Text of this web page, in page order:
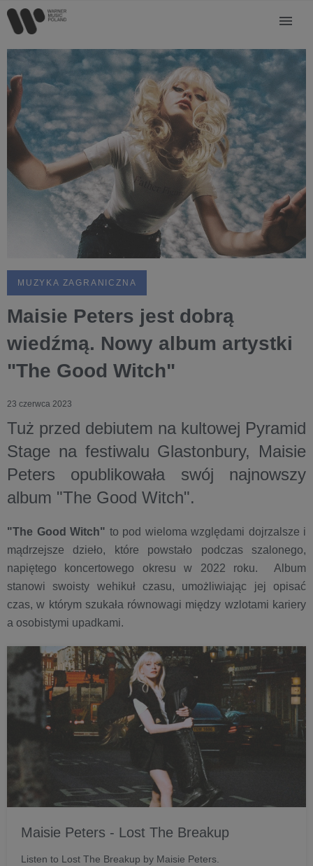
MUZYKA ZAGRANICZNA
Maisie Peters jest dobrą
wiedźmą. Nowy album artystki
"The Good Witch"
23 czerwca 2023
Tuż przed debiutem na kultowej Pyramid
Stage na festiwalu Glastonbury, Maisie
Peters opublikowała swój najnowszy
album "The Good Witch".
"The Good Witch" to pod wieloma względami dojrzalsze i
mądrzejsze dzieło, które powstało podczas szalonego,
napiętego koncertowego okresu w 2022 roku. Album
stanowi swoisty wehikuł czasu, umożliwiając jej opisać
czas, w którym szukała równowagi między wzlotami kariery
a osobistymi upadkami.
Maisie Peters - Lost The Breakup
Listen to Lost The Breakup by Maisie Peters.